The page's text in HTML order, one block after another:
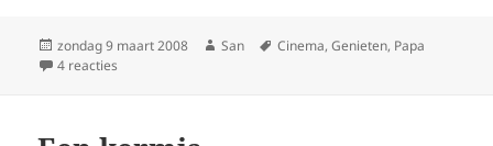
Geplaatst
op
zondag 9 maart 2008 Auteur
San Tags
Cinema,Genieten, Papa
4 reacties